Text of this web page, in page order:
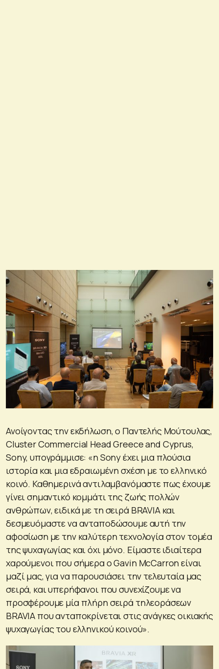
Ανοίγοντας την εκδήλωση, ο Παντελής Μούτουλας,
Cluster Commercial Head Greece and Cyprus,
Sony, υπογράμμισε: «η Sony έχει μια πλούσια
ιστορία και μια εδραιωμένη σχέση με το ελληνικό
κοινό. Καθημερινά αντιλαμβανόμαστε πως έχουμε
γίνει σημαντικό κομμάτι της ζωής πολλών
ανθρώπων, ειδικά με τη σειρά BRAVIA και
δεσμευόμαστε να ανταποδώσουμε αυτή την
αφοσίωση με την καλύτερη τεχνολογία στον τομέα
της ψυχαγωγίας και όχι μόνο. Είμαστε ιδιαίτερα
χαρούμενοι που σήμερα ο Gavin McCarron είναι
μαζί μας, για να παρουσιάσει την τελευταία μας
σειρά, και υπερήφανοι που συνεχίζουμε να
προσφέρουμε μία πλήρη σειρά τηλεοράσεων
BRAVIA που ανταποκρίνεται στις ανάγκες οικιακής
ψυχαγωγίας του ελληνικού κοινού».